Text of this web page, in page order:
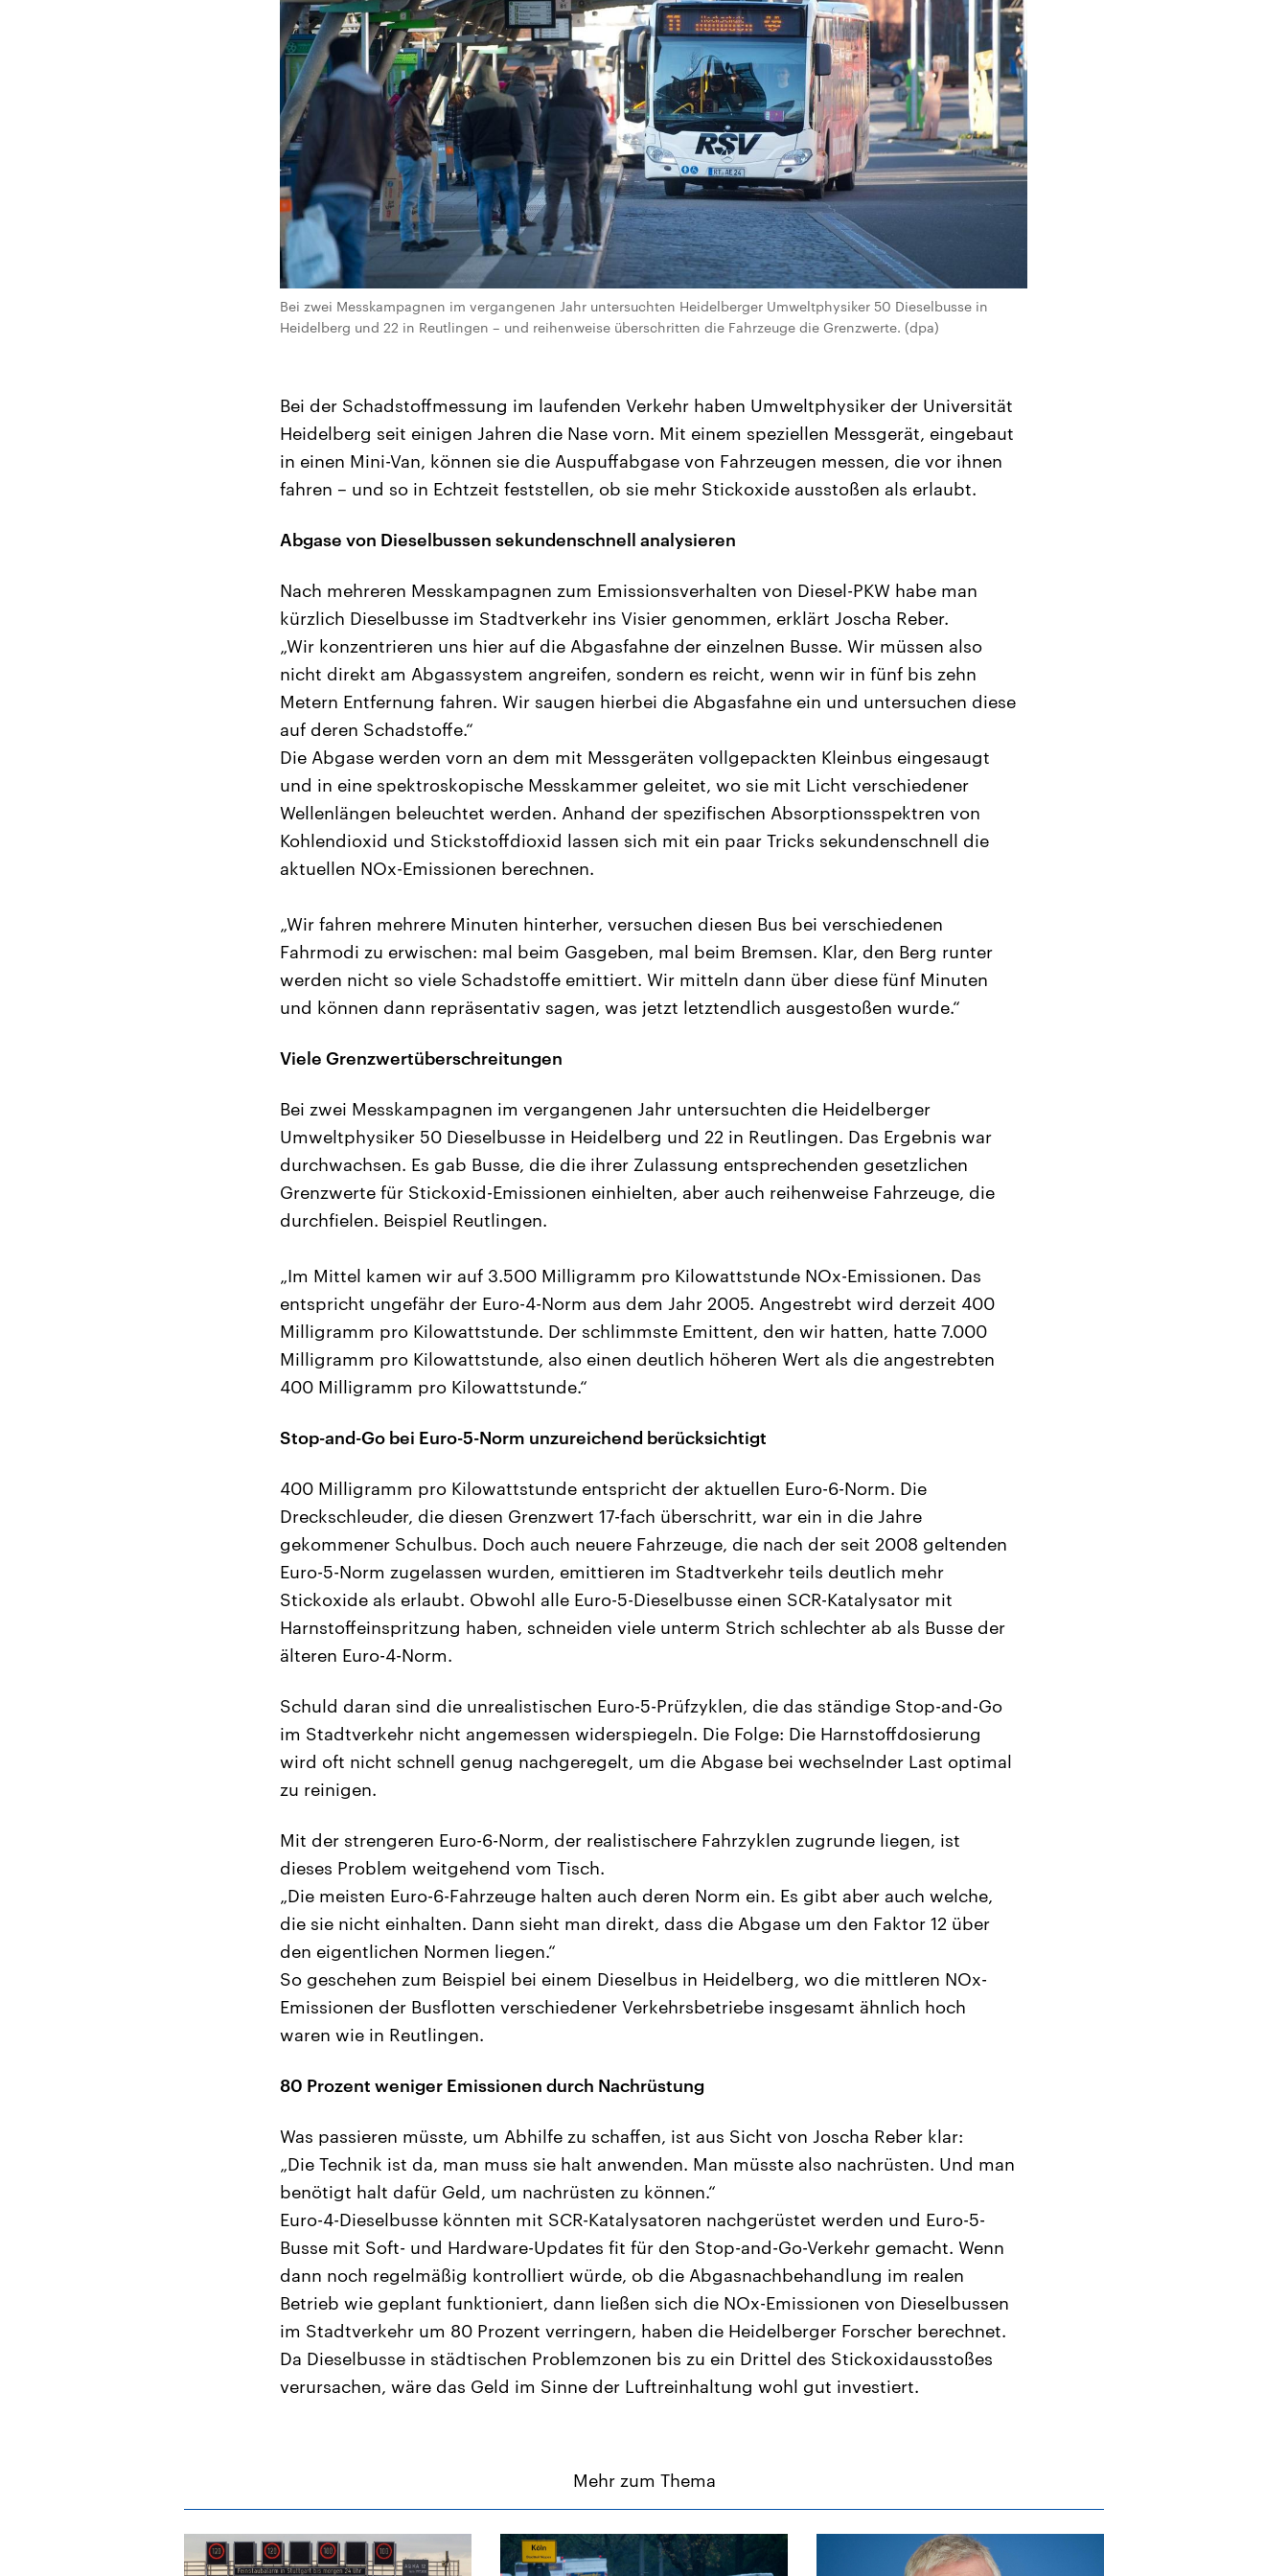
Bei zwei Messkampagnen im vergangenen Jahr untersuchten Heidelberger Umweltphysiker 50 Dieselbusse in
Heidelberg und 22 in Reutlingen – und reihenweise überschritten die Fahrzeuge die Grenzwerte. (dpa)
Bei der Schadstoffmessung im laufenden Verkehr haben Umweltphysiker der Universität
Heidelberg seit einigen Jahren die Nase vorn. Mit einem speziellen Messgerät, eingebaut
in einen Mini-Van, können sie die Auspuffabgase von Fahrzeugen messen, die vor ihnen
fahren – und so in Echtzeit feststellen, ob sie mehr Stickoxide ausstoßen als erlaubt.
Abgase von Dieselbussen sekundenschnell analysieren
Nach mehreren Messkampagnen zum Emissionsverhalten von Diesel-PKW habe man
kürzlich Dieselbusse im Stadtverkehr ins Visier genommen, erklärt Joscha Reber.
„Wir konzentrieren uns hier auf die Abgasfahne der einzelnen Busse. Wir müssen also
nicht direkt am Abgassystem angreifen, sondern es reicht, wenn wir in fünf bis zehn
Metern Entfernung fahren. Wir saugen hierbei die Abgasfahne ein und untersuchen diese
auf deren Schadstoffe.“
Die Abgase werden vorn an dem mit Messgeräten vollgepackten Kleinbus eingesaugt
und in eine spektroskopische Messkammer geleitet, wo sie mit Licht verschiedener
Wellenlängen beleuchtet werden. Anhand der spezifischen Absorptionsspektren von
Kohlendioxid und Stickstoffdioxid lassen sich mit ein paar Tricks sekundenschnell die
aktuellen NOx-Emissionen berechnen.
„Wir fahren mehrere Minuten hinterher, versuchen diesen Bus bei verschiedenen
Fahrmodi zu erwischen: mal beim Gasgeben, mal beim Bremsen. Klar, den Berg runter
werden nicht so viele Schadstoffe emittiert. Wir mitteln dann über diese fünf Minuten
und können dann repräsentativ sagen, was jetzt letztendlich ausgestoßen wurde.“
Viele Grenzwertüberschreitungen
Bei zwei Messkampagnen im vergangenen Jahr untersuchten die Heidelberger
Umweltphysiker 50 Dieselbusse in Heidelberg und 22 in Reutlingen. Das Ergebnis war
durchwachsen. Es gab Busse, die die ihrer Zulassung entsprechenden gesetzlichen
Grenzwerte für Stickoxid-Emissionen einhielten, aber auch reihenweise Fahrzeuge, die
durchfielen. Beispiel Reutlingen.
„Im Mittel kamen wir auf 3.500 Milligramm pro Kilowattstunde NOx-Emissionen. Das
entspricht ungefähr der Euro-4-Norm aus dem Jahr 2005. Angestrebt wird derzeit 400
Milligramm pro Kilowattstunde. Der schlimmste Emittent, den wir hatten, hatte 7.000
Milligramm pro Kilowattstunde, also einen deutlich höheren Wert als die angestrebten
400 Milligramm pro Kilowattstunde.“
Stop-and-Go bei Euro-5-Norm unzureichend berücksichtigt
400 Milligramm pro Kilowattstunde entspricht der aktuellen Euro-6-Norm. Die
Dreckschleuder, die diesen Grenzwert 17-fach überschritt, war ein in die Jahre
gekommener Schulbus. Doch auch neuere Fahrzeuge, die nach der seit 2008 geltenden
Euro-5-Norm zugelassen wurden, emittieren im Stadtverkehr teils deutlich mehr
Stickoxide als erlaubt. Obwohl alle Euro-5-Dieselbusse einen SCR-Katalysator mit
Harnstoffeinspritzung haben, schneiden viele unterm Strich schlechter ab als Busse der
älteren Euro-4-Norm.
Schuld daran sind die unrealistischen Euro-5-Prüfzyklen, die das ständige Stop-and-Go
im Stadtverkehr nicht angemessen widerspiegeln. Die Folge: Die Harnstoffdosierung
wird oft nicht schnell genug nachgeregelt, um die Abgase bei wechselnder Last optimal
zu reinigen.
Mit der strengeren Euro-6-Norm, der realistischere Fahrzyklen zugrunde liegen, ist
dieses Problem weitgehend vom Tisch.
„Die meisten Euro-6-Fahrzeuge halten auch deren Norm ein. Es gibt aber auch welche,
die sie nicht einhalten. Dann sieht man direkt, dass die Abgase um den Faktor 12 über
den eigentlichen Normen liegen.“
So geschehen zum Beispiel bei einem Dieselbus in Heidelberg, wo die mittleren NOx-
Emissionen der Busflotten verschiedener Verkehrsbetriebe insgesamt ähnlich hoch
waren wie in Reutlingen.
80 Prozent weniger Emissionen durch Nachrüstung
Was passieren müsste, um Abhilfe zu schaffen, ist aus Sicht von Joscha Reber klar:
„Die Technik ist da, man muss sie halt anwenden. Man müsste also nachrüsten. Und man
benötigt halt dafür Geld, um nachrüsten zu können.“
Euro-4-Dieselbusse könnten mit SCR-Katalysatoren nachgerüstet werden und Euro-5-
Busse mit Soft- und Hardware-Updates fit für den Stop-and-Go-Verkehr gemacht. Wenn
dann noch regelmäßig kontrolliert würde, ob die Abgasnachbehandlung im realen
Betrieb wie geplant funktioniert, dann ließen sich die NOx-Emissionen von Dieselbussen
im Stadtverkehr um 80 Prozent verringern, haben die Heidelberger Forscher berechnet.
Da Dieselbusse in städtischen Problemzonen bis zu ein Drittel des Stickoxidausstoßes
verursachen, wäre das Geld im Sinne der Luftreinhaltung wohl gut investiert.
Mehr zum Thema